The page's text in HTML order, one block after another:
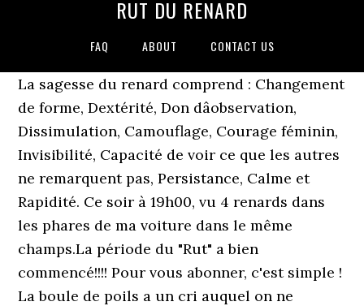
RUT DU RENARD
FAQ ABOUT CONTACT US
La sagesse du renard comprend : Changement
de forme, Dextérité, Don dâobservation,
Dissimulation, Camouflage, Courage féminin,
Invisibilité, Capacité de voir ce que les autres
ne remarquent pas, Persistance, Calme et
Rapidité. Ce soir à 19h00, vu 4 renards dans
les phares de ma voiture dans le même
champs.La période du "Rut" a bien
commencé!!!! Pour vous abonner, c'est simple !
La boule de poils a un cri auquel on ne